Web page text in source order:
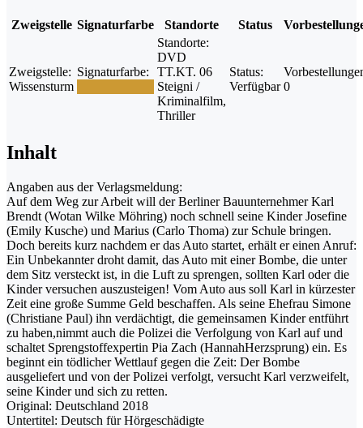
Zweigstelle Signaturfarbe Standorte Status
Zweigstelle:
Wissensturm
Signaturfarbe:
Standorte:
DVD
TT.KT. 06
Steigni /
Kriminalfilm,
Thriller
Status:
Verfügbar 0
Inhalt
Angaben aus der Verlagsmeldung:
Auf dem Weg zur Arbeit will der Berliner Bauunternehmer Karl
Brendt (Wotan Wilke Möhring) noch schnell seine Kinder Josefine
(Emily Kusche) und Marius (Carlo Thoma) zur Schule bringen.
Doch bereits kurz nachdem er das Auto startet, erhält er einen Anruf:
Ein Unbekannter droht damit, das Auto mit einer Bombe, die unter
dem Sitz versteckt ist, in die Luft zu sprengen, sollten Karl oder die
Kinder versuchen auszusteigen! Vom Auto aus soll Karl in kürzester
Zeit eine große Summe Geld beschaffen. Als seine Ehefrau Simone
(Christiane Paul) ihn verdächtigt, die gemeinsamen Kinder entführt
zu haben,nimmt auch die Polizei die Verfolgung von Karl auf und
schaltet Sprengstoffexpertin Pia Zach (HannahHerzsprung) ein. Es
beginnt ein tödlicher Wettlauf gegen die Zeit: Der Bombe
ausgeliefert und von der Polizei verfolgt, versucht Karl verzweifelt,
seine Kinder und sich zu retten.
Original: Deutschland 2018
Untertitel: Deutsch für Hörgeschädigte